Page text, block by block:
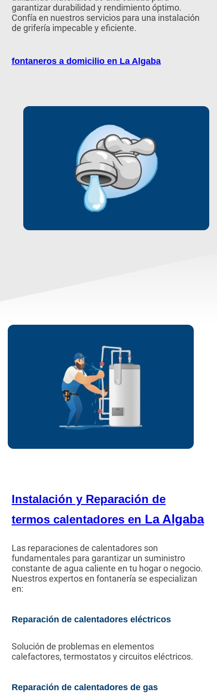
garantizar durabilidad y rendimiento óptimo.
Confía en nuestros servicios para una instalación
de grifería impecable y eficiente.
fontaneros a domicilio en La Algaba
Instalación y Reparación de
termos calentadores en La Algaba
Las reparaciones de calentadores son
fundamentales para garantizar un suministro
constante de agua caliente en tu hogar o negocio.
Nuestros expertos en fontanería se especializan
en:
Reparación de calentadores eléctricos
Solución de problemas en elementos
calefactores, termostatos y circuitos eléctricos.
Reparación de calentadores de gas